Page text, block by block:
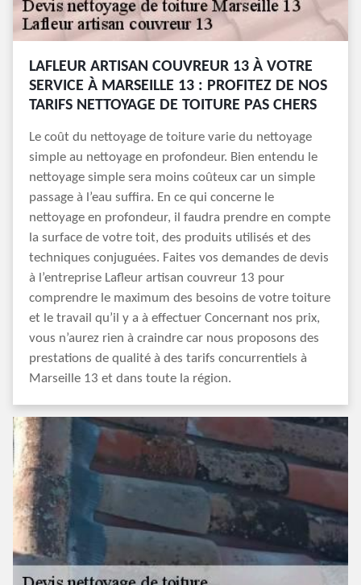
LAFLEUR ARTISAN COUVREUR 13 À VOTRE
SERVICE À MARSEILLE 13 : PROFITEZ DE NOS
TARIFS NETTOYAGE DE TOITURE PAS CHERS
Le coût du nettoyage de toiture varie du nettoyage
simple au nettoyage en profondeur. Bien entendu le
nettoyage simple sera moins coûteux car un simple
passage à l’eau suffira. En ce qui concerne le
nettoyage en profondeur, il faudra prendre en compte
la surface de votre toit, des produits utilisés et des
techniques conjuguées. Faites vos demandes de devis
à l’entreprise Lafleur artisan couvreur 13 pour
comprendre le maximum des besoins de votre toiture
et le travail qu’il y a à effectuer Concernant nos prix,
vous n’aurez rien à craindre car nous proposons des
prestations de qualité à des tarifs concurrentiels à
Marseille 13 et dans toute la région.